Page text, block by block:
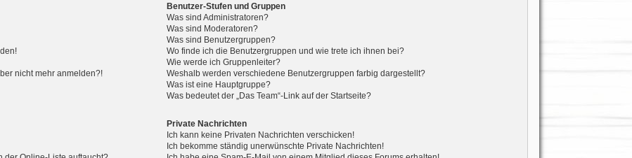
nicht mehr anmelden?!
Benutzer-Stufen und Gruppen
Was sind Administratoren?
Was sind Moderatoren?
Was sind Benutzergruppen?
Wo finde ich die Benutzergruppen und wie trete ich ihnen bei?
Wie werde ich Gruppenleiter?
Weshalb werden verschiedene Benutzergruppen farbig dargestellt?
Was ist eine Hauptgruppe?
Was bedeutet der „Das Team“-Link auf der Startseite?
Private Nachrichten
Ich kann keine Privaten Nachrichten verschicken!
Ich bekomme ständig unerwünschte Private Nachrichten!